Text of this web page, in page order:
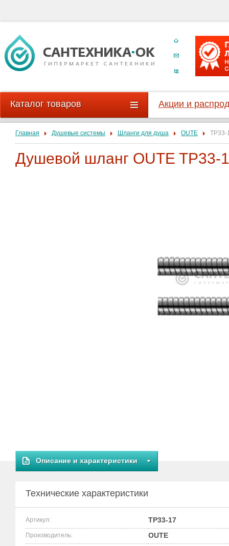
Каталог товаров Акции и
Главная Душевые системы Шланги для душа OUTE TP33-
Душевой шланг OUTE TP33-
Описание и характеристики
Технические характеристики
Артикул: TP33-17
Производитель: OUTE